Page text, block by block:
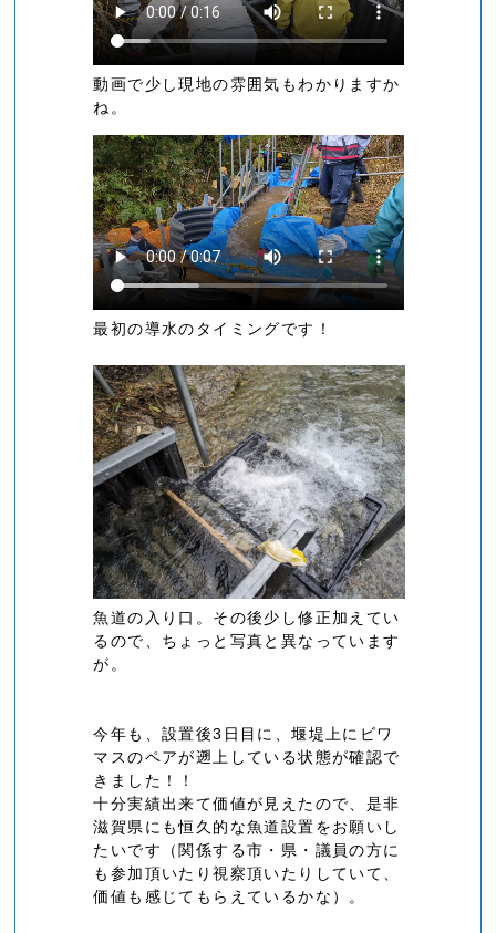
動画で少し現地の雰囲気もわかりますか
ね。
最初の導水のタイミングです！
魚道の入り口。その後少し修正加えてい
るので、ちょっと写真と異なっています
が。
今年も、設置後3日目に、堰堤上にビワ
マスのペアが遡上している状態が確認で
きました！！
十分実績出来て価値が見えたので、是非
滋賀県にも恒久的な魚道設置をお願いし
たいです（関係する市・県・議員の方に
も参加頂いたり視察頂いたりしていて、
価値も感じてもらえているかな）。